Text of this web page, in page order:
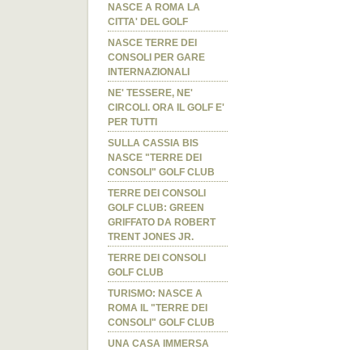
NASCE A ROMA LA
CITTA' DEL GOLF
NASCE TERRE DEI
CONSOLI PER GARE
INTERNAZIONALI
NE' TESSERE, NE'
CIRCOLI. ORA IL GOLF E'
PER TUTTI
SULLA CASSIA BIS
NASCE "TERRE DEI
CONSOLI" GOLF CLUB
TERRE DEI CONSOLI
GOLF CLUB: GREEN
GRIFFATO DA ROBERT
TRENT JONES JR.
TERRE DEI CONSOLI
GOLF CLUB
TURISMO: NASCE A
ROMA IL "TERRE DEI
CONSOLI" GOLF CLUB
UNA CASA IMMERSA